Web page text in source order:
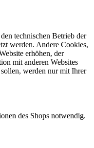
technischen Betrieb der
werden. Andere Cookies,
erhöhen, der
mit anderen Websites
werden nur mit Ihrer
des Shops notwendig.